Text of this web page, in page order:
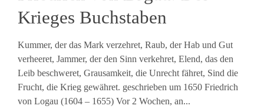
Krieges Buchstaben
Kummer, der das Mark verzehret, Raub, der Hab und Gut
verheeret, Jammer, der den Sinn verkehret, Elend, das den
Leib beschweret, Grausamkeit, die Unrecht fähret, Sind die
Frucht, die Krieg gewähret. geschrieben um 1650 Friedrich
von Logau (1604 – 1655) Vor 2 Wochen, an...